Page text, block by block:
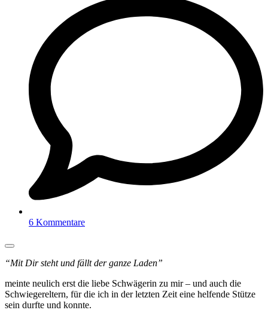
6 Kommentare
“Mit Dir steht und fällt der ganze Laden”
meinte neulich erst die liebe Schwägerin zu mir – und auch die
Schwiegereltern, für die ich in der letzten Zeit eine helfende Stütze
sein durfte und konnte.